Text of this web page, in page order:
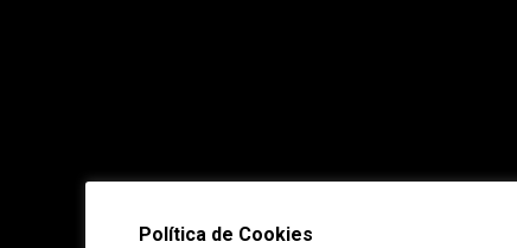
Política de Cookies